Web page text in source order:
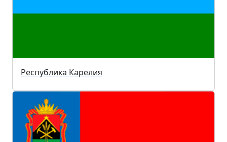
Республика Карелия